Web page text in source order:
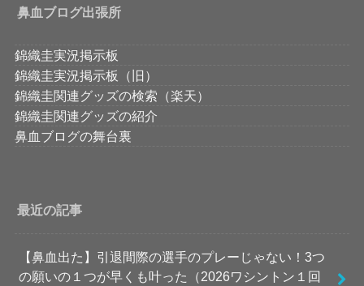
鼻血ブログ出張所
錦織圭実況掲示板
錦織圭実況掲示板（旧）
錦織圭関連グッズの検索（楽天）
錦織圭関連グッズの紹介
鼻血ブログの舞台裏
最近の記事
【鼻血出た】引退間際の選手のプレーじゃない！3つ
の願いの１つが早くも叶った（2026ワシントン１回